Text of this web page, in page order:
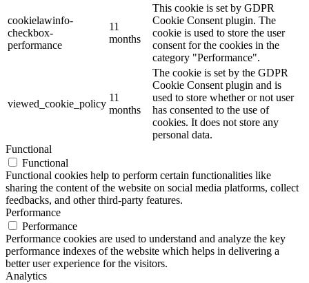
cookielawinfo-
checkbox-
performance
11
months
This cookie is set by GDPR
Cookie Consent plugin. The
cookie is used to store the user
consent for the cookies in the
category "Performance".
viewed_cookie_policy
11
months
The cookie is set by the GDPR
Cookie Consent plugin and is
used to store whether or not user
has consented to the use of
cookies. It does not store any
personal data.
Functional
Functional
Functional cookies help to perform certain functionalities like
sharing the content of the website on social media platforms, collect
feedbacks, and other third-party features.
Performance
Performance
Performance cookies are used to understand and analyze the key
performance indexes of the website which helps in delivering a
better user experience for the visitors.
Analytics